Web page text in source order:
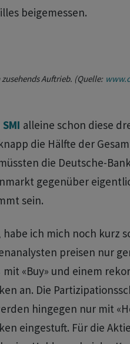
beigemessen.
Auftrieb. (Quelle:
SMI alleine schon diese
die Hälfte der
die Deutsche-
gegenüber
sein.
ich mich noch kurz
preisen nur
mit «Buy» und einem
an. Die
hingegen nur mit
eingestuft. Für die